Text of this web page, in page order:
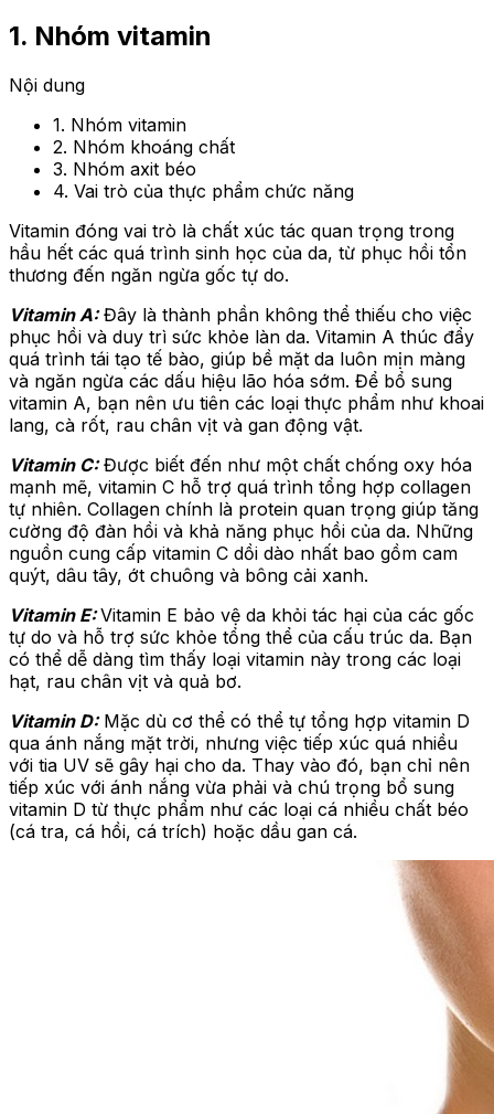
1. Nhóm vitamin
Nội dung
1. Nhóm vitamin
2. Nhóm khoáng chất
3. Nhóm axit béo
4. Vai trò của thực phẩm chức năng
Vitamin đóng vai trò là chất xúc tác quan trọng trong
hầu hết các quá trình sinh học của da, từ phục hồi tổn
thương đến ngăn ngừa gốc tự do.
Vitamin A:Đây là thành phần không thể thiếu cho việc
phục hồi và duy trì sức khỏe làn da. Vitamin A thúc đẩy
quá trình tái tạo tế bào, giúp bề mặt da luôn mịn màng
và ngăn ngừa các dấu hiệu lão hóa sớm. Để bổ sung
vitamin A, bạn nên ưu tiên các loại thực phẩm như khoai
lang, cà rốt, rau chân vịt và gan động vật.
Vitamin C:Được biết đến như một chất chống oxy hóa
mạnh mẽ, vitamin C hỗ trợ quá trình tổng hợp collagen
tự nhiên. Collagen chính là protein quan trọng giúp tăng
cường độ đàn hồi và khả năng phục hồi của da. Những
nguồn cung cấp vitamin C dồi dào nhất bao gồm cam
quýt, dâu tây, ớt chuông và bông cải xanh.
Vitamin E:Vitamin E bảo vệ da khỏi tác hại của các gốc
tự do và hỗ trợ sức khỏe tổng thể của cấu trúc da. Bạn
có thể dễ dàng tìm thấy loại vitamin này trong các loại
hạt, rau chân vịt và quả bơ.
Vitamin D:Mặc dù cơ thể có thể tự tổng hợp vitamin D
qua ánh nắng mặt trời, nhưng việc tiếp xúc quá nhiều
với tia UV sẽ gây hại cho da. Thay vào đó, bạn chỉ nên
tiếp xúc với ánh nắng vừa phải và chú trọng bổ sung
vitamin D từ thực phẩm như các loại cá nhiều chất béo
(cá tra, cá hồi, cá trích) hoặc dầu gan cá.